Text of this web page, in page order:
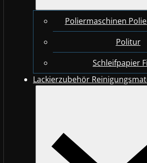
Poliermaschinen
Politur
Schleifpapier
Lackierzubehör